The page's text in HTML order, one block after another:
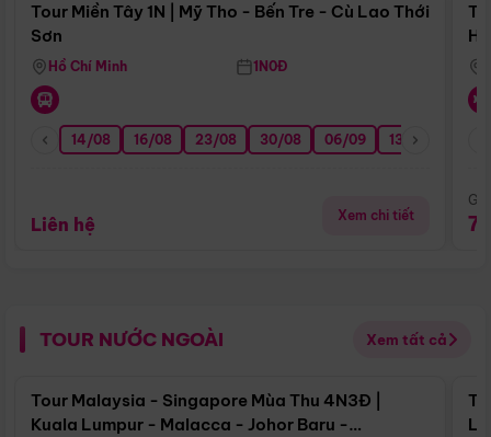
Tour Miền Tây 1N | Mỹ Tho - Bến Tre - Cù Lao Thới
Sơn
Hồ Chí Minh 1N0Đ
14/08 16/08 23/08 30/08 06/09 13/09
Liên hệ Xem chi tiết
TOUR NƯỚC NGOÀI Xem tất cả
Điểm nổi bật
Tour Malaysia - Singapore Mùa Thu 4N3Đ |
Kuala Lumpur - Malacca - Johor Baru -